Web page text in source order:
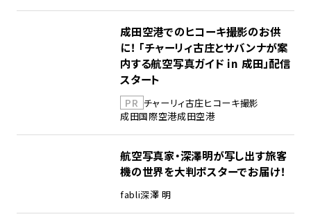
成田空港でのヒコーキ撮影のお供
に！ 「チャーリィ古庄とサバンナが案
内する航空写真ガイド in 成田」配信
スタート
PR チャーリィ古庄ヒコーキ撮影
成田国際空港成田空港
航空写真家・深澤明が写し出す旅客
機の世界を大判ポスターでお届け！
fabli深澤 明